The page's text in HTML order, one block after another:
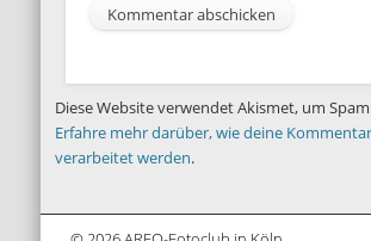
Diese Website verwendet Akismet, um
Erfahre mehr darüber, wie deine
verarbeitet werden.